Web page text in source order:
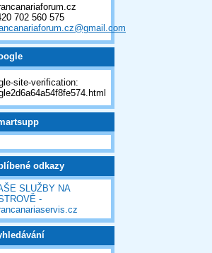
702 560 575
site-verification:
odkazy
SLUŽBY NA
-